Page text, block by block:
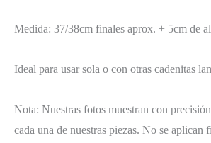
Medida: 37/38cm finales aprox. + 5cm de
Ideal para usar sola o con otras cadenitas
Nota: Nuestras fotos muestran con
cada una de nuestras piezas. No se aplican